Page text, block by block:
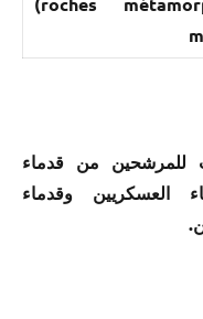
للمرشحين من قدماء
العسكريين وقدماء